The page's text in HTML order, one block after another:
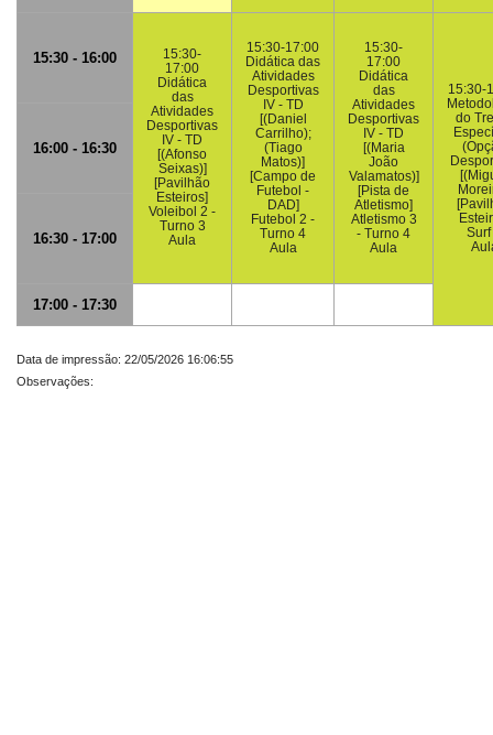
15:30 - 16:00
15:30-
17:00
Didática
das
Atividades
Desportivas
IV - TD
[(Afonso
Seixas)]
[Pavilhão
Esteiros]
Voleibol 2 -
Turno 3
Aula
15:30-17:00
Didática das
Atividades
Desportivas
IV - TD
[(Daniel
Carrilho);
(Tiago
Matos)]
[Campo de
Futebol -
DAD]
Futebol 2 -
Turno 4
Aula
15:30-
17:00
Didática
das
Atividades
Desportivas
IV - TD
[(Maria
João
Valamatos)]
[Pista de
Atletismo]
Atletismo 3
- Turno 4
Aula
15:30-
do
Surf
16:00 - 16:30
16:30 - 17:00
17:00 - 17:30
Data de impressão: 22/05/2026 16:06:55
Observações: